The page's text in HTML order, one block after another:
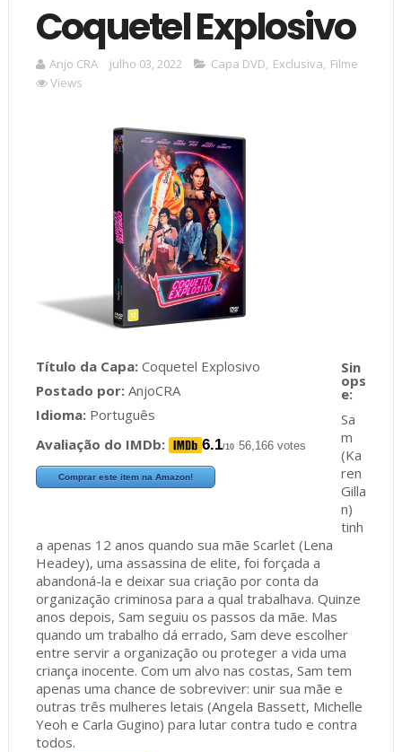
Coquetel Explosivo
Anjo CRA julho 03, 2022 Capa DVD, Exclusiva, Filme
Views
Título da Capa:Coquetel Explosivo
Postado por:AnjoCRA
Idioma:Português
Avaliação do IMDb:
6.1/10 56,166 votes
Comprar este item na Amazon!
Sa
m
(Ka
ren
Gilla
n)
tinh
a apenas 12 anos quando sua mãe Scarlet (Lena
Headey), uma assassina de elite, foi forçada a
abandoná-la e deixar sua criação por conta da
organização criminosa para a qual trabalhava. Quinze
anos depois, Sam seguiu os passos da mãe. Mas
quando um trabalho dá errado, Sam deve escolher
entre servir a organização ou proteger a vida uma
criança inocente. Com um alvo nas costas, Sam tem
apenas uma chance de sobreviver: unir sua mãe e
outras três mulheres letais (Angela Bassett, Michelle
Yeoh e Carla Gugino) para lutar contra tudo e contra
todos.